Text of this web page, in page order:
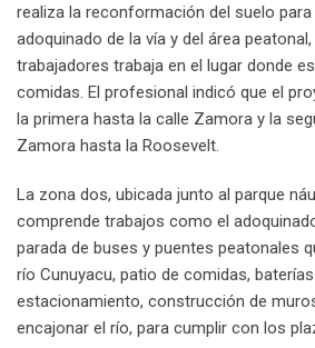
realiza la reconformación del suelo para
adoquinado de la vía y del área
trabajadores trabaja en el lugar donde
comidas. El profesional indicó que el
la primera hasta la calle Zamora y la
Zamora hasta la Roosevelt.
La zona dos, ubicada junto al parque
comprende trabajos como el
parada de buses y puentes peatonales
río Cunuyacu, patio de comidas,
estacionamiento, construcción de
encajonar el río, para cumplir con los